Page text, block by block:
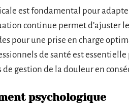
est fondamental pour
continue permet d’ajuster
pour une prise en charge
de santé est
gestion de la douleur en
psychologique